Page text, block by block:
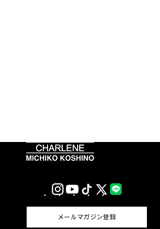
InstagramYouTubeTikTok X
(Twitter)
メールマガジン登録